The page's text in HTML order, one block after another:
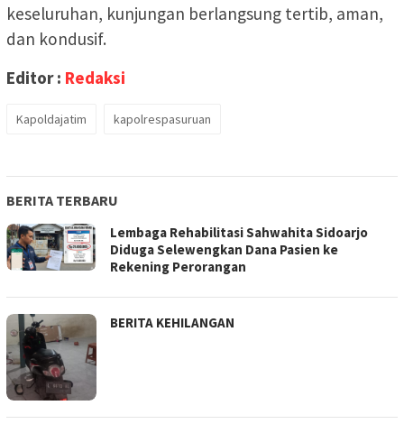
keseluruhan, kunjungan berlangsung tertib, aman,
dan kondusif.
Editor : Redaksi
Kapoldajatim kapolrespasuruan
BERITA TERBARU
Lembaga Rehabilitasi Sahwahita Sidoarjo
Diduga Selewengkan Dana Pasien ke
Rekening Perorangan
BERITA KEHILANGAN